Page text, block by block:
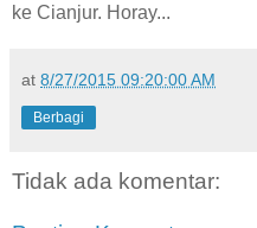
ke Cianjur. Horay...
at 8/27/2015 09:20:00 AM
Berbagi
Tidak ada komentar: